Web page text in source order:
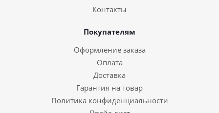
Контакты
Покупателям
Оформление заказа
Оплата
Доставка
Гарантия на товар
Политика конфиденциальности